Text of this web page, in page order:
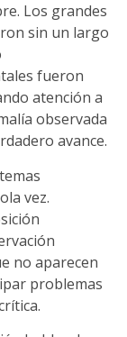
Los grandes
sin un largo
fueron
atención a
observada
avance.
vez.
no aparecen
problemas